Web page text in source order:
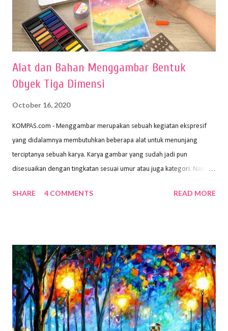
Alat dan Bahan Menggambar Bentuk
Obyek Tiga Dimensi
October 16, 2020
KOMPAS.com - Menggambar merupakan sebuah kegiatan ekspresif
yang didalamnya membutuhkan beberapa alat untuk menunjang
terciptanya sebuah karya. Karya gambar yang sudah jadi pun
disesuaikan dengan tingkatan sesuai umur atau juga kategori. Namun,
sehingga hasilnya bisa dilihat. Peran alat dan bahan sangat
memiliki spesifikasi berbeda sesuai jenisnya. Berikut peralatan
menggambar bentuk: 1. Kertas Gambar Kegiatan menggambar
membutuhkan kertas yang baik agar proses pembuatan gambar lebih
nyaman dan maksimal. Bahan kertas yang baik salah satu syaratnya
adalah tidak mudah sobek, mengingat menggambar merupakan
proses menggores dan menghapus. Kertas adalah bahan yang paling
SHARE 4 COMMENTS READ MORE